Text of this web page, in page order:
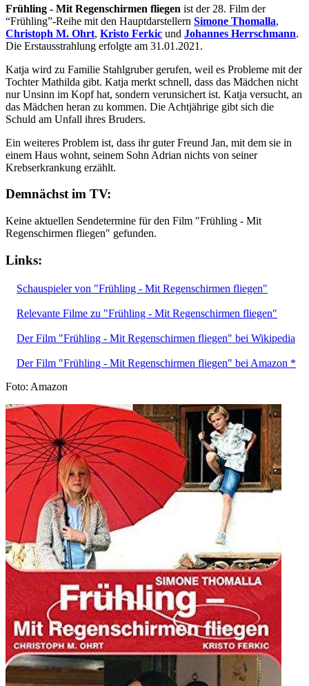
Frühling - Mit Regenschirmen fliegen ist der 28. Film der
“Frühling”-Reihe mit den Hauptdarstellern Simone Thomalla,
Christoph M. Ohrt, Kristo Ferkic und Johannes Herrschmann.
Die Erstausstrahlung erfolgte am 31.01.2021.
Katja wird zu Familie Stahlgruber gerufen, weil es Probleme mit der
Tochter Mathilda gibt. Katja merkt schnell, dass das Mädchen nicht
nur Unsinn im Kopf hat, sondern verunsichert ist. Katja versucht, an
das Mädchen heran zu kommen. Die Achtjährige gibt sich die
Schuld am Unfall ihres Bruders.
Ein weiteres Problem ist, dass ihr guter Freund Jan, mit dem sie in
einem Haus wohnt, seinem Sohn Adrian nichts von seiner
Krebserkrankung erzählt.
Demnächst im TV:
Keine aktuellen Sendetermine für den Film "Frühling - Mit
Regenschirmen fliegen" gefunden.
Links:
Schauspieler von "Frühling - Mit Regenschirmen fliegen"
Relevante Filme zu "Frühling - Mit Regenschirmen fliegen"
Der Film "Frühling - Mit Regenschirmen fliegen" bei Wikipedia
Der Film "Frühling - Mit Regenschirmen fliegen" bei Amazon *
Foto: Amazon